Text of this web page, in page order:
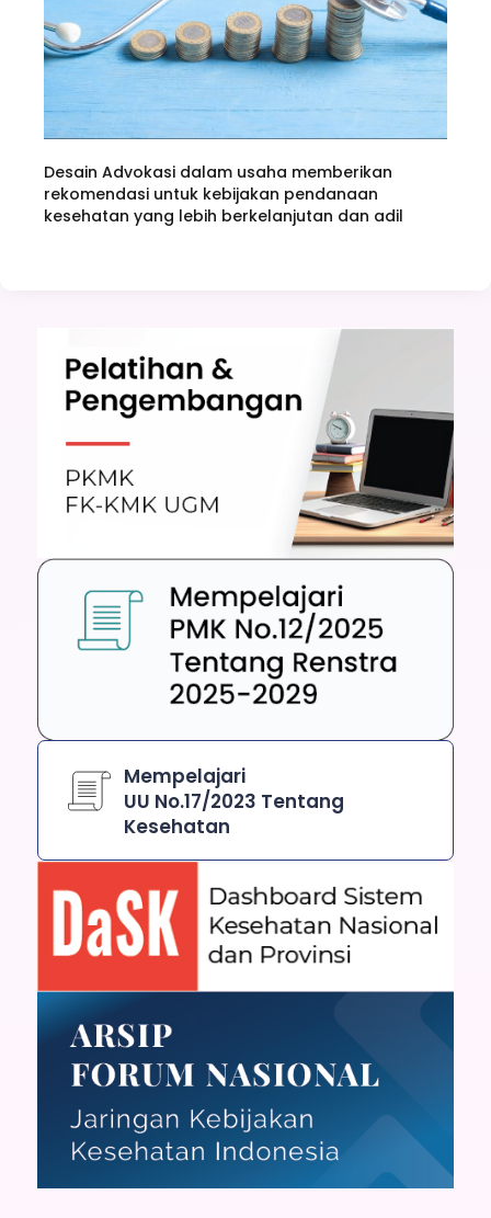
Desain Advokasi dalam usaha memberikan
rekomendasi untuk kebijakan pendanaan
kesehatan yang lebih berkelanjutan dan adil
Mempelajari
UU No.17/2023 Tentang
Kesehatan